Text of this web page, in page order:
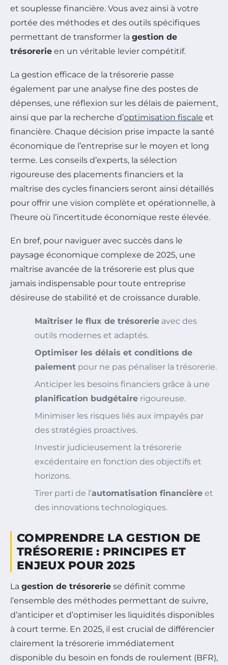
et souplesse financière. Vous avez ainsi à votre
portée des méthodes et des outils spécifiques
permettant de transformer la gestion de
trésorerie en un véritable levier compétitif.
La gestion efficace de la trésorerie passe
également par une analyse fine des postes de
dépenses, une réflexion sur les délais de paiement,
ainsi que par la recherche d’optimisation fiscale et
financière. Chaque décision prise impacte la santé
économique de l’entreprise sur le moyen et long
terme. Les conseils d’experts, la sélection
rigoureuse des placements financiers et la
maîtrise des cycles financiers seront ainsi détaillés
pour offrir une vision complète et opérationnelle, à
l’heure où l’incertitude économique reste élevée.
En bref, pour naviguer avec succès dans le
paysage économique complexe de 2025, une
maîtrise avancée de la trésorerie est plus que
jamais indispensable pour toute entreprise
désireuse de stabilité et de croissance durable.
Maîtriser le flux de trésorerie avec des
outils modernes et adaptés.
Optimiser les délais et conditions de
paiement pour ne pas pénaliser la trésorerie.
Anticiper les besoins financiers grâce à une
planification budgétaire rigoureuse.
Minimiser les risques liés aux impayés par
des stratégies proactives.
Investir judicieusement la trésorerie
excédentaire en fonction des objectifs et
horizons.
Tirer parti de l’automatisation financière et
des innovations technologiques.
COMPRENDRE LA GESTION DE
TRÉSORERIE : PRINCIPES ET
ENJEUX POUR 2025
La gestion de trésorerie se définit comme
l’ensemble des méthodes permettant de suivre,
d’anticiper et d’optimiser les liquidités disponibles
à court terme. En 2025, il est crucial de différencier
clairement la trésorerie immédiatement
disponible du besoin en fonds de roulement (BFR),